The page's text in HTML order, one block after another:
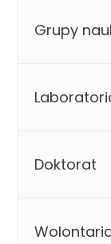
Grupy
Doktorat